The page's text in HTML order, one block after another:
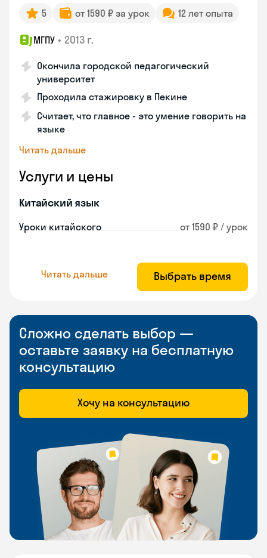
5 от 1590 ₽ за урок 12 лет опыта
МГПУ • 2013 г.
Окончила городской педагогический
университет
Проходила стажировку в Пекине
Считает, что главное - это умение говорить на
языке
Читать дальше
Услуги и цены
Китайский язык
Уроки китайского от 1590 ₽ / урок
Читать дальше Выбрать время
Сложно сделать выбор —
оставьте заявку на бесплатную
консультацию
Хочу на консультацию